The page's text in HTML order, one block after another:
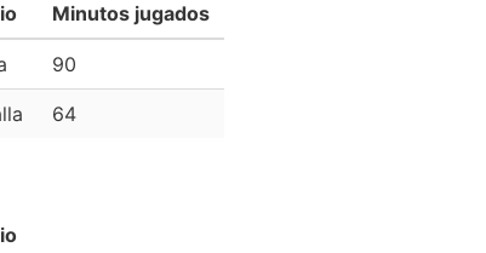
Minutos jugados
90
64